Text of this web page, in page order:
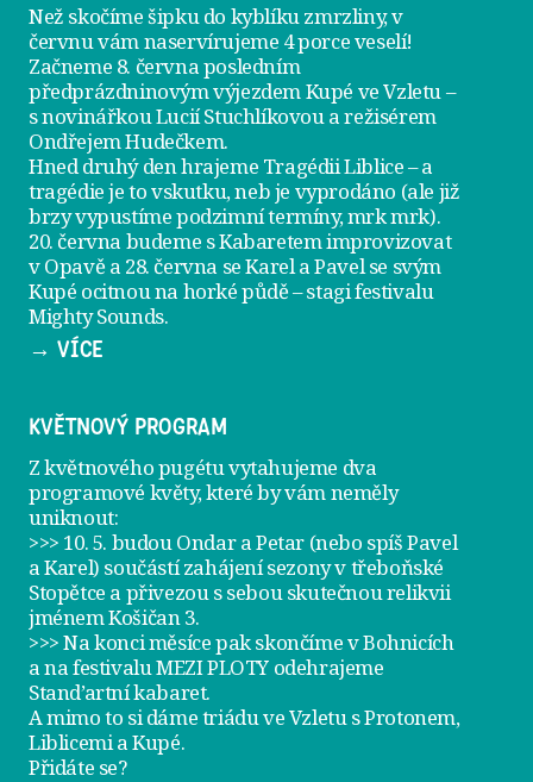
Než skočíme šipku do kyblíku zmrzliny, v
červnu vám naservírujeme 4 porce veselí!
Začneme 8. června posledním
předprázdninovým výjezdemKupé ve Vzletu–
s novinářkou Lucií Stuchlíkovou a režisérem
Ondřejem Hudečkem.
Hned druhý den hrajeme Tragédii Liblice– a
tragédie je to vskutku, neb je vyprodáno (ale již
brzy vypustíme podzimní termíny, mrk mrk).
20. června budeme s Kabaretem improvizovat
v Opavě a 28. června se Karel a Pavel se svým
Kupé ocitnou na horké půdě – stagi festivalu
Mighty Sounds.
→ VÍCE
KVĚTNOVÝ PROGRAM
Z květnového pugétu vytahujeme dva
programové květy, které by vám neměly
uniknout:
>>> 10. 5. budou Ondar a Petar (nebo spíš Pavel
a Karel) součástí zahájení sezony vtřeboňské
Stopětce a přivezou s sebou skutečnou relikvii
jménemKošičan 3.
>>> Na konci měsíce pak skončíme v Bohnicích
a na festivaluMEZI PLOTY odehrajeme
Stand’artní kabaret.
A mimo to si dámetriádu ve Vzletu s Protonem,
Liblicemi a Kupé.
Přidáte se?